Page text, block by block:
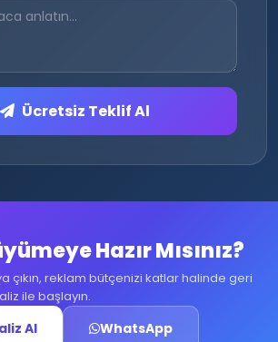
Ücretsiz Teklif Al
Hazır Mısınız?
çıkın, reklam bütçenizi katlar halinde geri
ile başlayın.
Al WhatsApp